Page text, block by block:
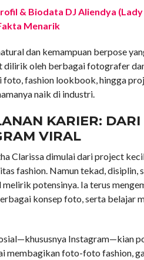
& Biodata DJ Aliendya
Menarik
dan kemampuan berpose
dilirik oleh berbagai fotografer
foto, fashion lookbook, hingga
naik di industri.
KARIER:
VIRAL
Clarissa dimulai dari project
fashion. Namun tekad, disiplin,
melirik potensinya. Ia terus
konsep foto, serta belajar
Instagram—kian
membagikan foto-foto fashion,